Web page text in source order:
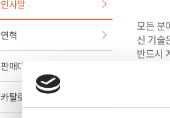
인사말
연혁
판매대리점
카탈로그
모든 분
신 기술
반드시